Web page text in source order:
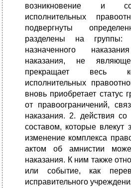
возникновение и
исполнительных
подвергнуты
разделены на группы:
назначенного
наказания, не
прекращает весь
исполнительных
вновь приобретает статус
от правоограничений,
наказания. 2. действия
составом, которые влекут
изменение комплекса
актом об амнистии
наказания. К ним также
или событие, как
исправительного